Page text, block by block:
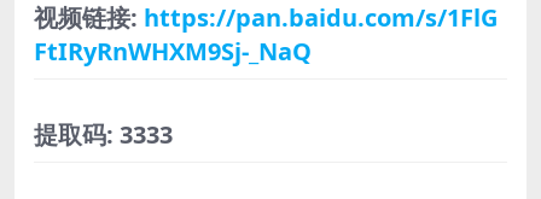
视频链接: https://pan.baidu.com/s/1FlG
FtIRyRnWHXM9Sj-_NaQ
提取码: 3333